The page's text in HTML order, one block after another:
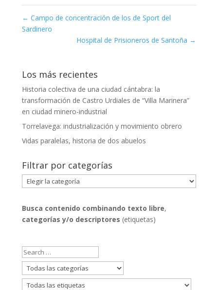
← Campo de concentración de los de Sport del
Sardinero
Hospital de Prisioneros de Santoña →
Los más recientes
Historia colectiva de una ciudad cántabra: la
transformación de Castro Urdiales de “Villa Marinera”
en ciudad minero-industrial
Torrelavega: industrialización y movimiento obrero
Vidas paralelas, historia de dos abuelos
Filtrar por categorías
Filtrar
por
Busca contenido combinando texto libre,
categorías y/o descriptores (etiquetas)